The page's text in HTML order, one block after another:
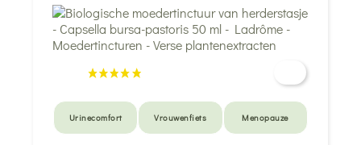
Urinecomfort Vrouwenfiets Menopauze